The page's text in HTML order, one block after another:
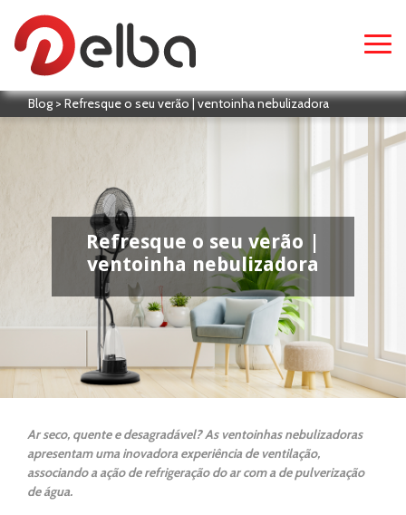
Blog > Refresque o seu verão | ventoinha nebulizadora
Refresque o seu verão |
ventoinha nebulizadora
Ar seco, quente e desagradável? As ventoinhas nebulizadoras
apresentam uma inovadora experiência de ventilação,
associando a ação de refrigeração do ar com a de pulverização
de água.